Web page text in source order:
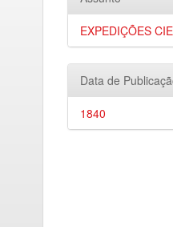
EXPEDIÇÕES
Data de
1840